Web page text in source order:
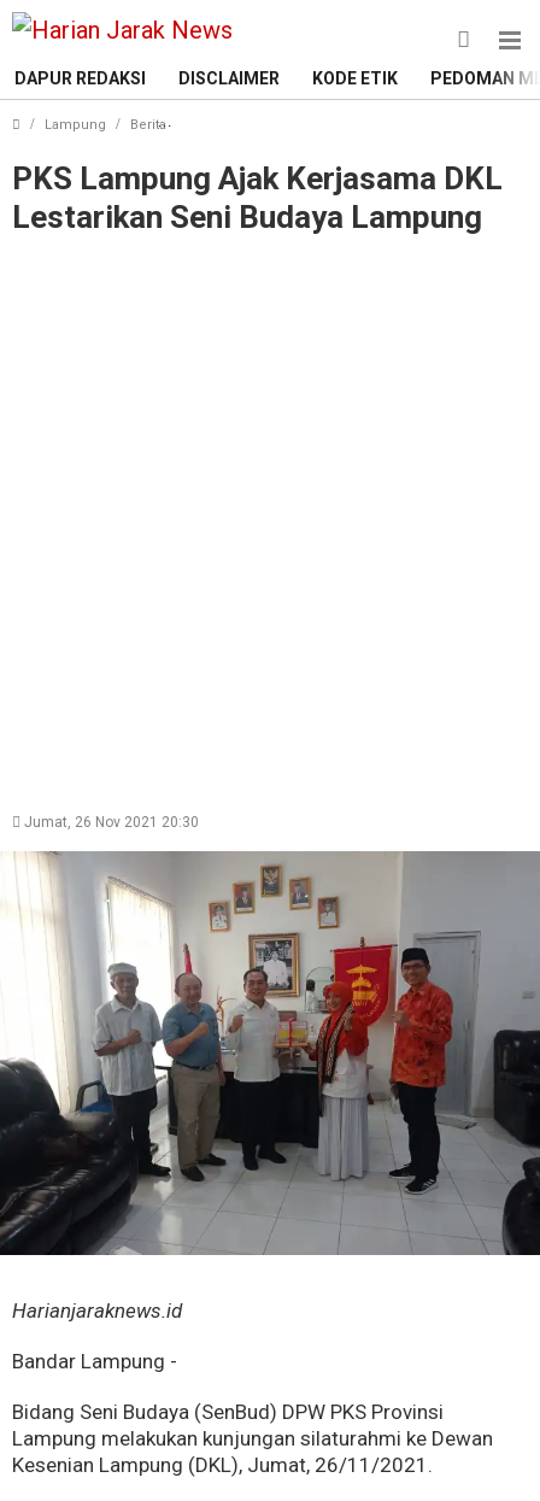
DAPUR REDAKSI DISCLAIMER KODE ETIK PEDOMAN
Lampung Berita
PKS Lampung Ajak Kerjasama DKL
Lestarikan Seni Budaya Lampung
Jumat, 26 Nov 2021 20:30
Harianjaraknews.id
Bandar Lampung -
Bidang Seni Budaya (SenBud) DPW PKS Provinsi
Lampung melakukan kunjungan silaturahmi ke Dewan
Kesenian Lampung (DKL), Jumat, 26/11/2021.